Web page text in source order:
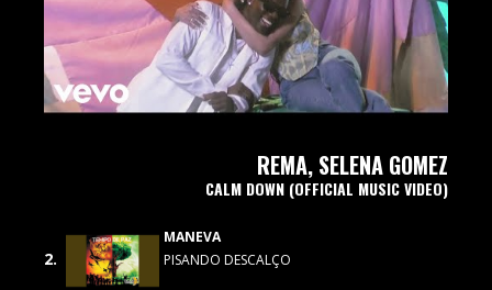
REMA, SELENA GOMEZ
CALM DOWN (OFFICIAL MUSIC VIDEO)
2.
MANEVA
PISANDO DESCALÇO